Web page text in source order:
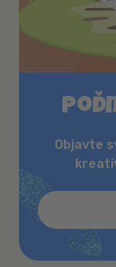
Objavte